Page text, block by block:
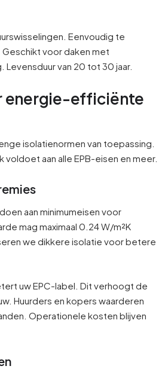
Eenvoudig te
voor daken met
van 20 tot 30 jaar.
energie-efficiënte
isolatienormen van toepassing.
voldoet aan alle EPB-eisen en meer.
aan minimumeisen voor
mag maximaal 0.24 W/m²K
we dikkere isolatie voor betere
uw EPC-label. Dit verhoogt de
Huurders en kopers waarderen
Operationele kosten blijven